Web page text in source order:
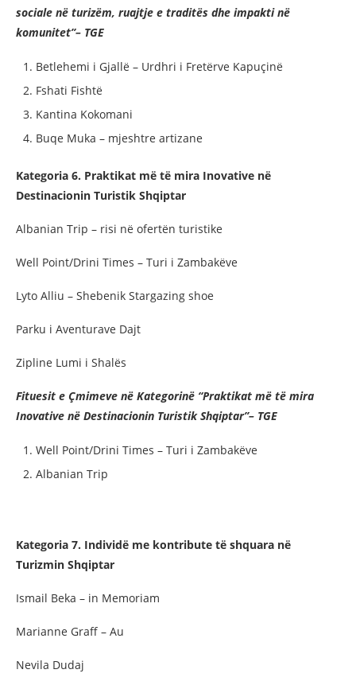
sociale në turizëm, ruajtje e traditës dhe impakti në
komunitet”– TGE
Betlehemi i Gjallë – Urdhri i Fretërve Kapuçinë
Fshati Fishtë
Kantina Kokomani
Buqe Muka – mjeshtre artizane
Kategoria 6. Praktikat më të mira Inovative në
Destinacionin Turistik Shqiptar
Albanian Trip – risi në ofertën turistike
Well Point/Drini Times – Turi i Zambakëve
Lyto Alliu – Shebenik Stargazing shoe
Parku i Aventurave Dajt
Zipline Lumi i Shalës
Fituesit e Çmimeve në Kategorinë “Praktikat më të mira
Inovative në Destinacionin Turistik Shqiptar”– TGE
Well Point/Drini Times – Turi i Zambakëve
Albanian Trip
Kategoria 7. Individë me kontribute të shquara në
Turizmin Shqiptar
Ismail Beka – in Memoriam
Marianne Graff – Au
Nevila Dudaj